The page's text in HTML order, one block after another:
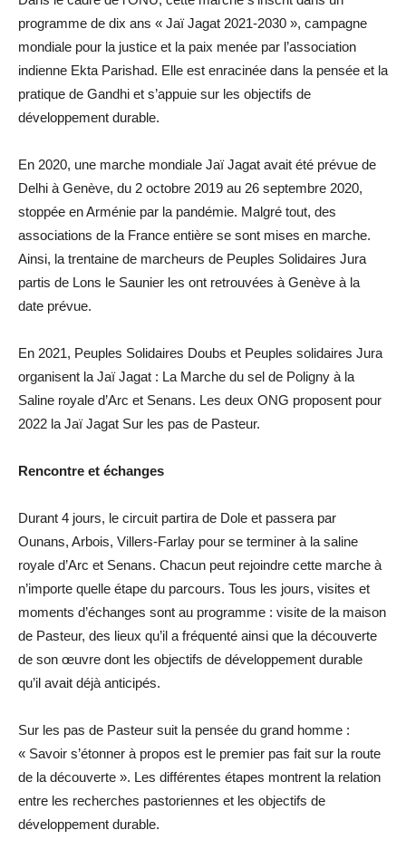
programme de dix ans « Jaï Jagat 2021-2030 », campagne
mondiale pour la justice et la paix menée par l’association
indienne Ekta Parishad. Elle est enracinée dans la pensée et la
pratique de Gandhi et s’appuie sur les objectifs de
développement durable.
En 2020, une marche mondiale Jaï Jagat avait été prévue de
Delhi à Genève, du 2 octobre 2019 au 26 septembre 2020,
stoppée en Arménie par la pandémie. Malgré tout, des
associations de la France entière se sont mises en marche.
Ainsi, la trentaine de marcheurs de Peuples Solidaires Jura
partis de Lons le Saunier les ont retrouvées à Genève à la
date prévue.
En 2021, Peuples Solidaires Doubs et Peuples solidaires Jura
organisent la Jaï Jagat : La Marche du sel de Poligny à la
Saline royale d’Arc et Senans. Les deux ONG proposent pour
2022 la Jaï Jagat Sur les pas de Pasteur.
Rencontre et échanges
Durant 4 jours, le circuit partira de Dole et passera par
Ounans, Arbois, Villers-Farlay pour se terminer à la saline
royale d’Arc et Senans. Chacun peut rejoindre cette marche à
n’importe quelle étape du parcours. Tous les jours, visites et
moments d’échanges sont au programme : visite de la maison
de Pasteur, des lieux qu’il a fréquenté ainsi que la découverte
de son œuvre dont les objectifs de développement durable
qu’il avait déjà anticipés.
Sur les pas de Pasteur suit la pensée du grand homme :
« Savoir s’étonner à propos est le premier pas fait sur la route
de la découverte ». Les différentes étapes montrent la relation
entre les recherches pastoriennes et les objectifs de
développement durable.